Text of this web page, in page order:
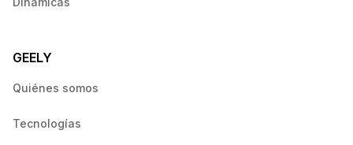
GEELY
Quiénes somos
Tecnologías